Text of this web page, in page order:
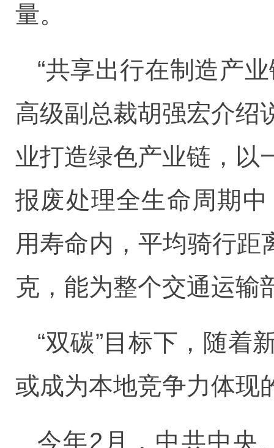
量。
“共享出行在制造产
高级副总裁胡强宏介绍
业打造绿色产业链，以
报废处理全生命周期
用寿命内，平均骑行距
克，能为整个交通运输
“双碳”目标下，随着
或成为本地竞争力体现
今年2月，中共中央